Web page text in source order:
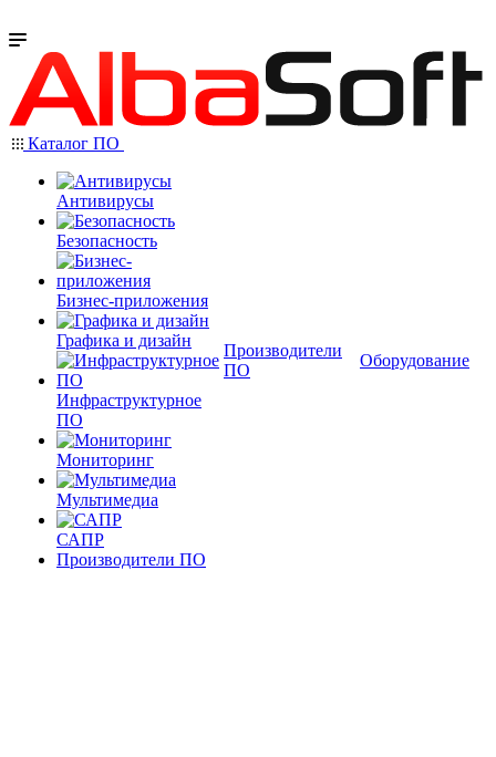
Каталог ПО
Антивирусы
Безопасность
Бизнес-приложения
Графика и дизайн
Инфраструктурное
ПО
Мониторинг
Мультимедиа
САПР
Производители ПО
Производители
ПО
Оборудование